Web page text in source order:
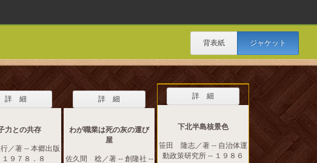
背表紙 ジャケット
詳 細
力との共存
／著 -- 本郷出版
１９７８．８
詳 細
わが職業は死の灰の運び
屋
佐久間 稔／著 -- 創隆社 --
詳 細
下北半島核景色
笹田 隆志／著 -- 自治体運
動政策研究所 -- １９８６